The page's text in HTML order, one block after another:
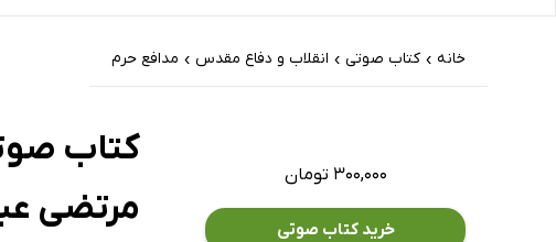
خانه › کتاب‌ صوتی › انقلاب و دفاع مقدس › مدافع حرم
۳۰۰,۰۰۰ تومان
خرید کتاب صوتی
کتاب
مرتضی